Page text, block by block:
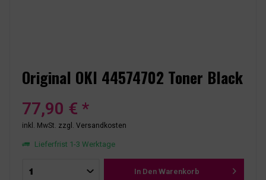
Original OKI 44574702 Toner Black
77,90 € *
inkl. MwSt. zzgl. Versandkosten
Lieferfrist 1-3 Werktage
In Den Warenkorb